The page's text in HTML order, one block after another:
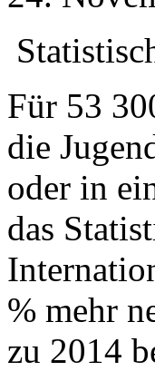
Für 53
die
oder in
das
% mehr
zu 2014